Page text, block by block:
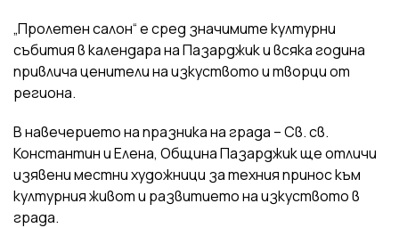
„Пролетен салон“ е сред значимите културни
събития в календара на Пазарджик и всяка година
привлича ценители на изкуството и творци от
региона.
В навечерието на празника на града – Св. св.
Константин и Елена, Община Пазарджик ще отличи
изявени местни художници за техния принос към
културния живот и развитието на изкуството в
града.